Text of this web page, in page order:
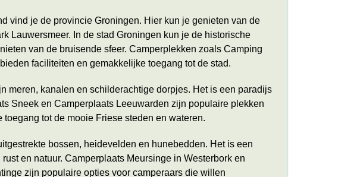
vind je de provincie Groningen. Hier kun je genieten van de
Lauwersmeer. In de stad Groningen kun je de historische
van de bruisende sfeer. Camperplekken zoals Camping
faciliteiten en gemakkelijke toegang tot de stad.
meren, kanalen en schilderachtige dorpjes. Het is een paradijs
Sneek en Camperplaats Leeuwarden zijn populaire plekken
tot de mooie Friese steden en wateren.
bossen, heidevelden en hunebedden. Het is een
en natuur. Camperplaats Meursinge in Westerbork en
zijn populaire opties voor camperaars die willen